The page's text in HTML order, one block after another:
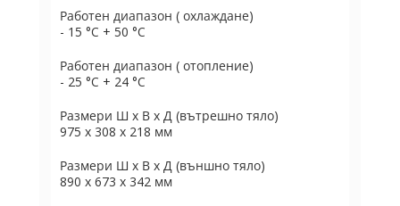
Работен диапазон ( охлаждане)
- 15 °C + 50 °C
Работен диапазон ( отопление)
- 25 °C + 24 °C
Размери Ш х В х Д (вътрешно тяло)
975 х 308 х 218 мм
Размери Ш х В х Д (външно тяло)
890 х 673 х 342 мм